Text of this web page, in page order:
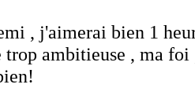
, j'aimerai bien 1
trop ambitieuse , ma foi